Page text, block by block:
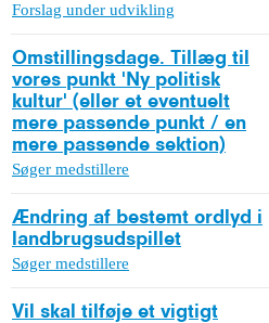
Forslag under udvikling
Omstillingsdage. Tillæg til
vores punkt 'Ny politisk
kultur' (eller et eventuelt
mere passende punkt / en
mere passende sektion)
Søger medstillere
Ændring af bestemt ordlyd i
landbrugsudspillet
Søger medstillere
Vil skal tilføje et vigtigt